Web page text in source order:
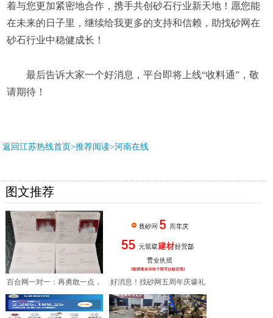
着与您更加紧密地合作，携手共创砂石行业新天地！愿您能
在未来的日子里，继续给我更多的支持和信赖，助找砂网在
砂石行业中稳健成长！
最后告诉大家一个好消息，平台即将上线“收料通”，敬
请期待！
返回江苏热线首页>推荐阅读>河南在线
图文推荐
百合网一对一：再勇敢一点，
就能和幸福牵手
好消息！找砂网五周年庆壕礼
相送